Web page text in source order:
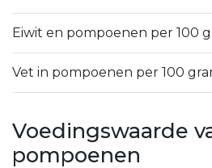
Eiwit en pompoenen per 100
Vet in pompoenen per 100
Voedingswaarde
pompoenen